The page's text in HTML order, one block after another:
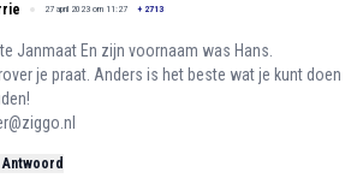
27 april 2023 om 11:27 + 2713
Janmaat En zijn voornaam was Hans.
je praat. Anders is het beste wat je kunt doen
Antwoord